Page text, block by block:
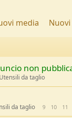
media
non
Utensili da taglio
da taglio 9 10 11